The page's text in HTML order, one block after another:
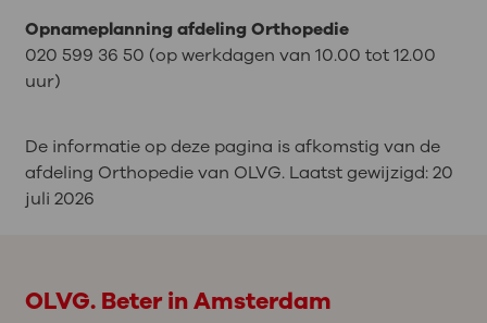
Opnameplanning afdeling Orthopedie
020 599 36 50 (op werkdagen van 10.00 tot 12.00
uur)
De informatie op deze pagina is afkomstig van de
afdeling Orthopedie van OLVG. Laatst gewijzigd:20
juli 2026
OLVG. Beter in Amsterdam